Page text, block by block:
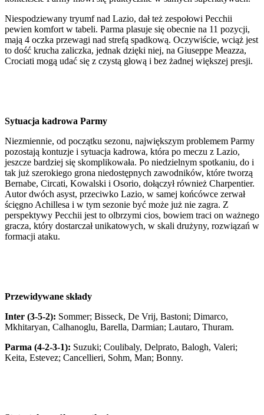
Niespodziewany tryumf nad Lazio, dał też zespołowi Pecchii
pewien komfort w tabeli. Parma plasuje się obecnie na 11 pozycji,
mają 4 oczka przewagi nad strefą spadkową. Oczywiście, wciąż jest
to dość krucha zaliczka, jednak dzięki niej, na Giuseppe Meazza,
Crociati mogą udać się z czystą głową i bez żadnej większej presji.
Sytuacja kadrowa Parmy
Niezmiennie, od początku sezonu, największym problemem Parmy
pozostają kontuzje i sytuacja kadrowa, która po meczu z Lazio,
jeszcze bardziej się skomplikowała. Po niedzielnym spotkaniu, do i
tak już szerokiego grona niedostępnych zawodników, które tworzą
Bernabe, Circati, Kowalski i Osorio, dołączył również Charpentier.
Autor dwóch asyst, przeciwko Lazio, w samej końcówce zerwał
ścięgno Achillesa i w tym sezonie być może już nie zagra. Z
perspektywy Pecchii jest to olbrzymi cios, bowiem traci on ważnego
gracza, który dostarczał unikatowych, w skali drużyny, rozwiązań w
formacji ataku.
Przewidywane składy
Inter (3-5-2): Sommer; Bisseck, De Vrij, Bastoni; Dimarco,
Mkhitaryan, Calhanoglu, Barella, Darmian; Lautaro, Thuram.
Parma (4-2-3-1): Suzuki; Coulibaly, Delprato, Balogh, Valeri;
Keita, Estevez; Cancellieri, Sohm, Man; Bonny.